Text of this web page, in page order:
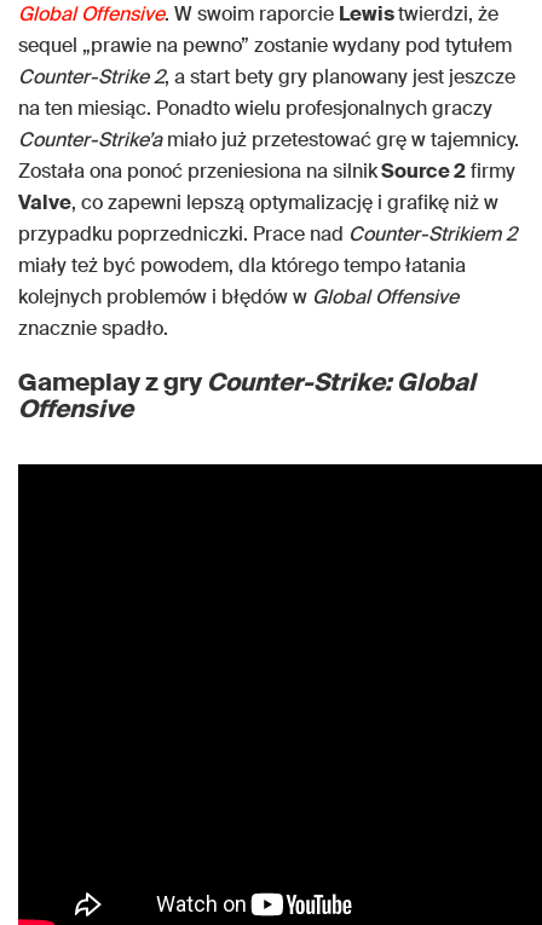
Global Offensive. W swoim raporcie Lewistwierdzi, że
sequel „prawie na pewno” zostanie wydany pod tytułem
Counter-Strike 2, a start bety gry planowany jest jeszcze
na ten miesiąc. Ponadto wielu profesjonalnych graczy
Counter-Strike’amiało już przetestować grę w tajemnicy.
Została ona ponoć przeniesiona na silnikSource 2firmy
Valve, co zapewni lepszą optymalizację i grafikę niż w
przypadku poprzedniczki. Prace nad Counter-Strikiem 2
miały też być powodem, dla którego tempo łatania
kolejnych problemów i błędów w Global Offensive
znacznie spadło.
Gameplay z gry Counter-Strike: Global
Offensive